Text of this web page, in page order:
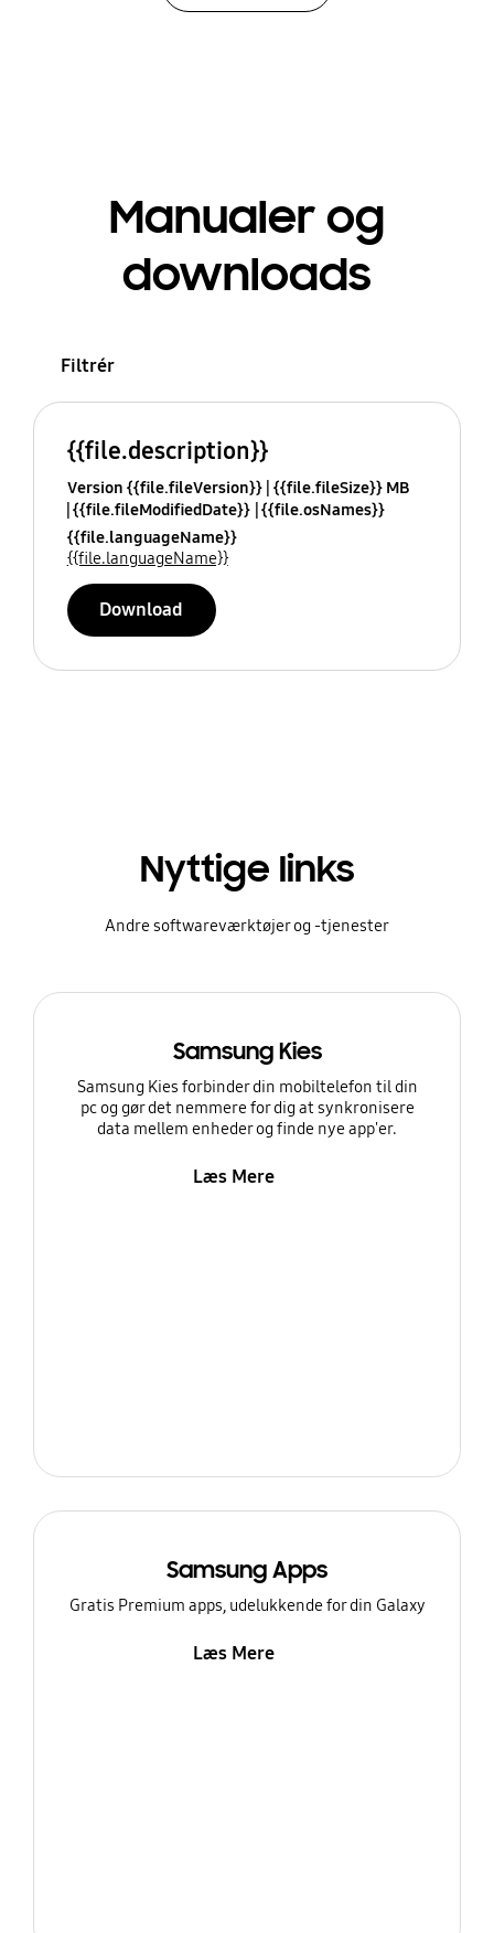
Manualer og
downloads
Filtrér
{{file.description}}
Version {{file.fileVersion}} {{file.fileSize}} MB
{{file.fileModifiedDate}} {{file.osNames}}
{{file.languageName}}
{{file.languageName}}
Download
Nyttige links
Andre softwareværktøjer og -tjenester
Samsung Kies
Samsung Kies forbinder din mobiltelefon til din
pc og gør det nemmere for dig at synkronisere
data mellem enheder og finde nye app'er.
Læs Mere
Samsung Apps
Gratis Premium apps, udelukkende for din Galaxy
Læs Mere